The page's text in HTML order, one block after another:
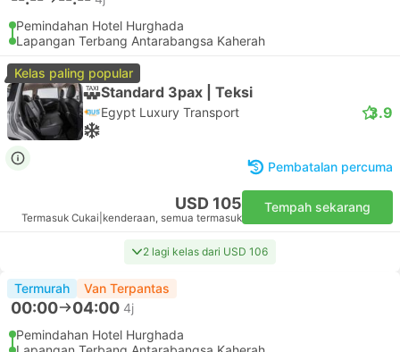
Pemindahan Hotel Hurghada
Lapangan Terbang Antarabangsa Kaherah
Kelas paling popular
Standard 3pax | Teksi
Egypt Luxury Transport 3.9
Pembatalan percuma
USD 105
Termasuk Cukai kenderaan, semua termasuk
Tempah sekarang
2 lagi kelas dari USD 106
Termurah Van Terpantas
00:00 04:00 4j
Pemindahan Hotel Hurghada